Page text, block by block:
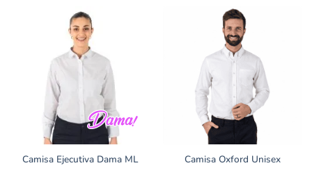
Camisa Ejecutiva Dama ML Camisa Oxford Unisex